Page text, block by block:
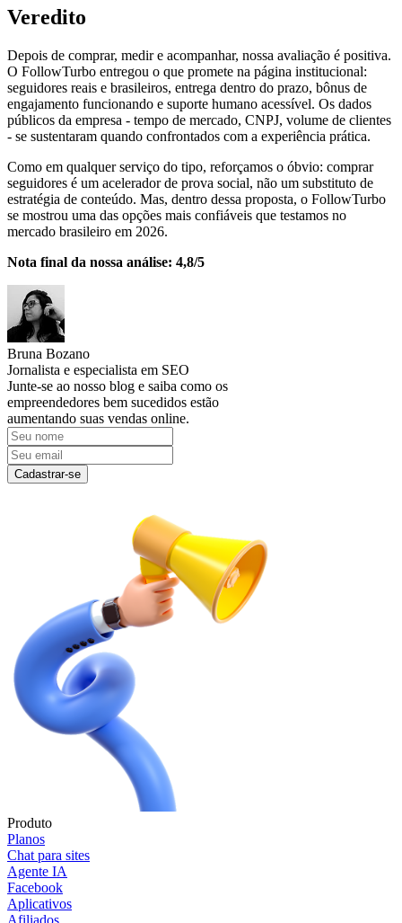
Veredito
Depois de comprar, medir e acompanhar, nossa avaliação é positiva.
O FollowTurbo entregou o que promete na página institucional:
seguidores reais e brasileiros, entrega dentro do prazo, bônus de
engajamento funcionando e suporte humano acessível. Os dados
públicos da empresa - tempo de mercado, CNPJ, volume de clientes
- se sustentaram quando confrontados com a experiência prática.
Como em qualquer serviço do tipo, reforçamos o óbvio: comprar
seguidores é um acelerador de prova social, não um substituto de
estratégia de conteúdo. Mas, dentro dessa proposta, o FollowTurbo
se mostrou uma das opções mais confiáveis que testamos no
mercado brasileiro em 2026.
Nota final da nossa análise: 4,8/5
Bruna Bozano
Jornalista e especialista em SEO
Junte-se ao nosso blog e saiba como os
empreendedores bem sucedidos estão
aumentando suas vendas online.
Cadastrar-se
Produto
Planos
Chat para sites
Agente IA
Facebook
Aplicativos
Afiliados